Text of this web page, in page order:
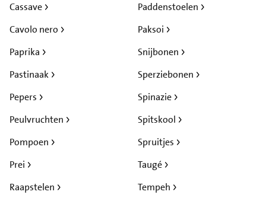
Cassave
Cavolo nero
Paddenstoelen
Paksoi
Paprika
Pastinaak
Pepers
Peulvruchten
Pompoen
Prei
Raapstelen
Snijbonen
Sperziebonen
Spinazie
Spitskool
Spruitjes
Taugé
Tempeh